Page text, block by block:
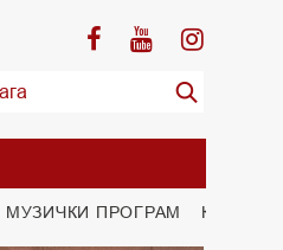
МУЗИЧКИ ПРОГРАМ